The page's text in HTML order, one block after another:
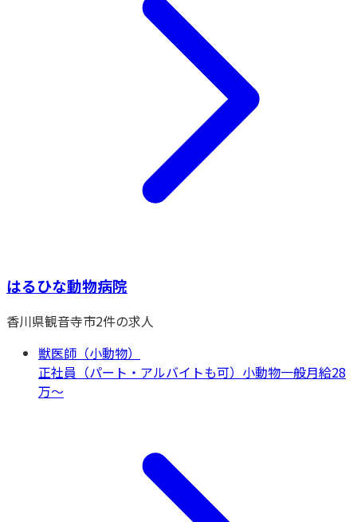
はるひな動物病院
香川県観音寺市2件の求人
獣医師（小動物）
正社員（パート・アルバイトも可） 小動物一般月給28
万〜